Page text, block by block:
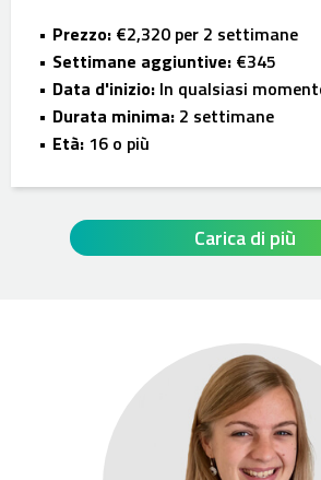
Prezzo: €2,320 per 2 settimane
Settimane aggiuntive: €345
Data d'inizio: In qualsiasi
Durata minima: 2 settimane
Età: 16 o più
Carica di più